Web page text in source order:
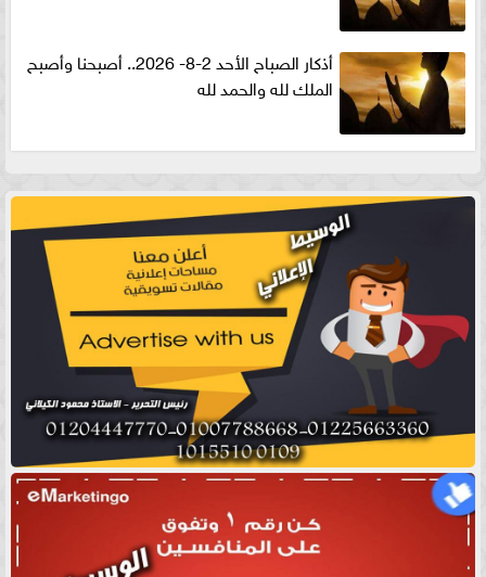
أذكار الصباح الأحد 2-8- 2026.. أصبحنا وأصبح
الملك لله والحمد لله